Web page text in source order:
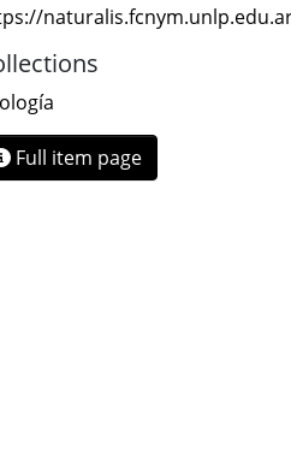
Full item page